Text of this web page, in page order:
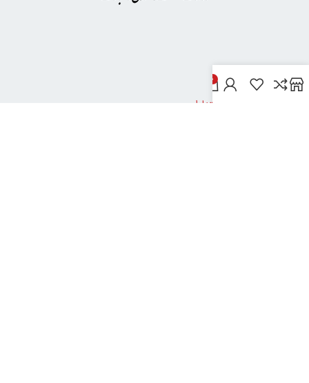
خدمات مشتریان
پاسخ به پرسش‌های متداول
0